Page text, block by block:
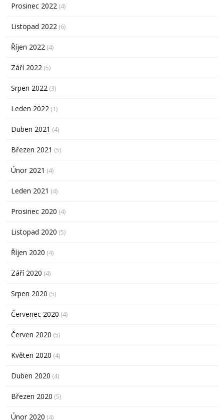
Prosinec 2022 (4)
Listopad 2022 (6)
Říjen 2022 (4)
Září 2022 (5)
Srpen 2022 (3)
Leden 2022 (1)
Duben 2021 (4)
Březen 2021 (5)
Únor 2021 (4)
Leden 2021 (4)
Prosinec 2020 (4)
Listopad 2020 (5)
Říjen 2020 (4)
Září 2020 (4)
Srpen 2020 (5)
Červenec 2020 (4)
Červen 2020 (5)
Květen 2020 (4)
Duben 2020 (4)
Březen 2020 (5)
Únor 2020 (4)